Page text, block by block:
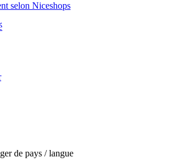
selon Niceshops
de pays / langue